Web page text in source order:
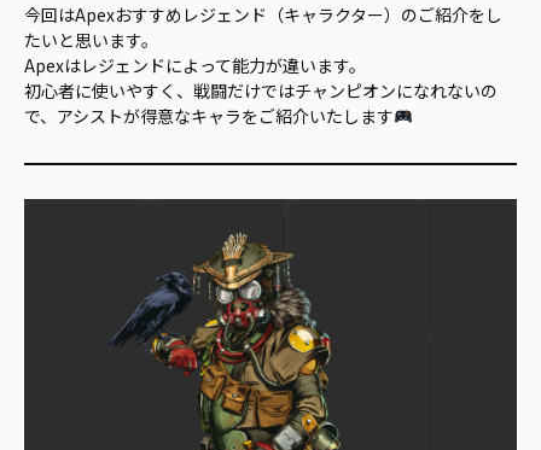
今回はApexおすすめレジェンド（キャラクター）のご紹介をし
たいと思います。
Apexはレジェンドによって能力が違います。
初心者に使いやすく、戦闘だけではチャンピオンになれないの
で、アシストが得意なキャラをご紹介いたします